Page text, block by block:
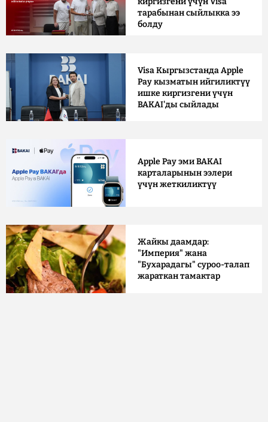
тарабынан сыйлыкка ээ
болду
Visa Кыргызстанда Apple
Pay кызматын ийгиликтүү
ишке киргизгени үчүн
BAKAI'ды сыйлады
Apple Pay эми BAKAI
карталарынын ээлери
үчүн жеткиликтүү
Жайкы даамдар:
"Империя" жана
"Бухарадагы" суроо-талап
жараткан тамактар